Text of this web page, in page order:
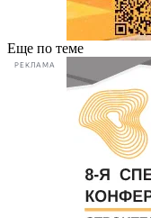
Еще по теме
РЕКЛАМА